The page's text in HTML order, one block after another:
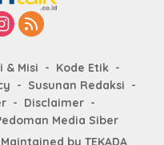
& Misi
Kode Etik
Susunan Redaksi
Disclaimer
Media Siber